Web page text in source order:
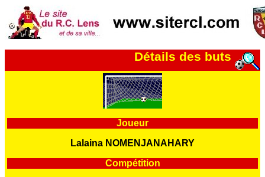
Détails des buts
Joueur
Lalaina NOMENJANAHARY
Compétition